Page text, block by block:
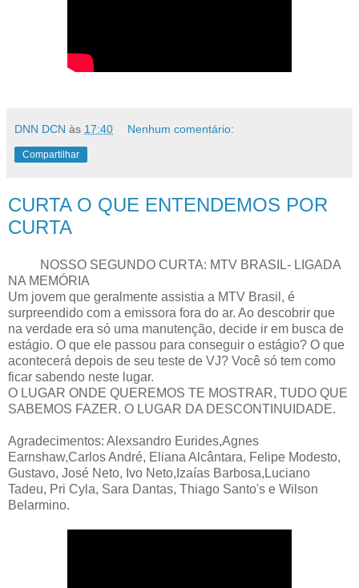
DNN DCN às 17:40 Nenhum comentário:
Compartilhar
CURTA O QUE ENTENDEMOS POR
CURTA
NOSSO SEGUNDO CURTA: MTV BRASIL- LIGADA
NA MEMÓRIA
Um jovem que geralmente assistia a MTV Brasil, é
surpreendido com a emissora fora do ar. Ao descobrir que
na verdade era só uma manutenção, decide ir em busca de
estágio. O que ele passou para conseguir o estágio? O que
acontecerá depois de seu teste de VJ? Você só tem como
ficar sabendo neste lugar.
O LUGAR ONDE QUEREMOS TE MOSTRAR, TUDO QUE
SABEMOS FAZER. O LUGAR DA DESCONTINUIDADE.
Agradecimentos: Alexsandro Eurides,Agnes
Earnshaw,Carlos André, Eliana Alcântara, Felipe Modesto,
Gustavo, José Neto, Ivo Neto,Izaías Barbosa,Luciano
Tadeu, Pri Cyla, Sara Dantas, Thiago Santo's e Wilson
Belarmino.